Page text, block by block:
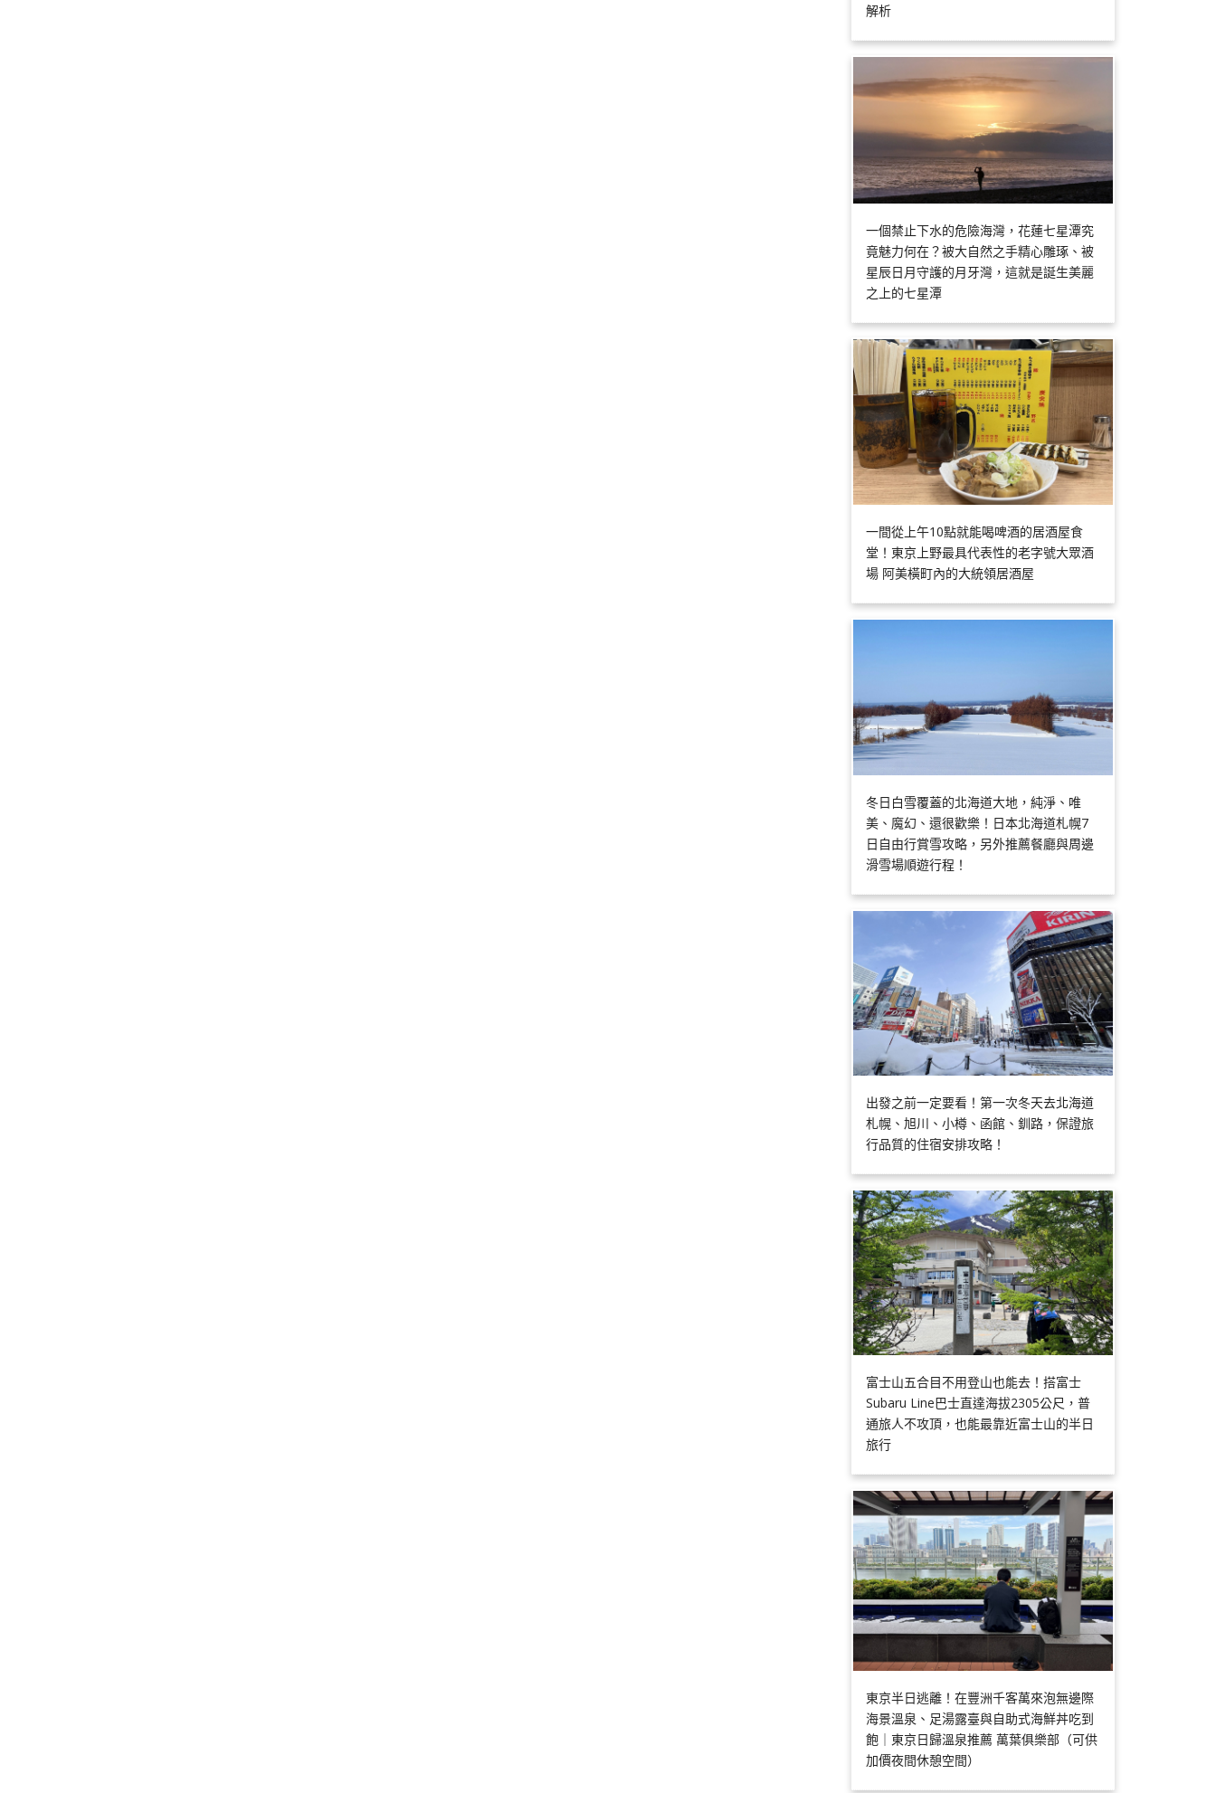
解析
一個禁止下水的危險海灣，花蓮七星潭究
竟魅力何在？被大自然之手精心雕琢、被
星辰日月守護的月牙灣，這就是誕生美麗
之上的七星潭
一間從上午10點就能喝啤酒的居酒屋食
堂！東京上野最具代表性的老字號大眾酒
場 阿美橫町內的大統領居酒屋
冬日白雪覆蓋的北海道大地，純淨、唯
美、魔幻、還很歡樂！日本北海道札幌7
日自由行賞雪攻略，另外推薦餐廳與周邊
滑雪場順遊行程！
出發之前一定要看！第一次冬天去北海道
札幌、旭川、小樽、函館、釧路，保證旅
行品質的住宿安排攻略！
富士山五合目不用登山也能去！搭富士
Subaru Line巴士直達海拔2305公尺，普
通旅人不攻頂，也能最靠近富士山的半日
旅行
東京半日逃離！在豐洲千客萬來泡無邊際
海景溫泉、足湯露臺與自助式海鮮丼吃到
飽｜東京日歸溫泉推薦 萬葉俱樂部（可供
加價夜間休憩空間）